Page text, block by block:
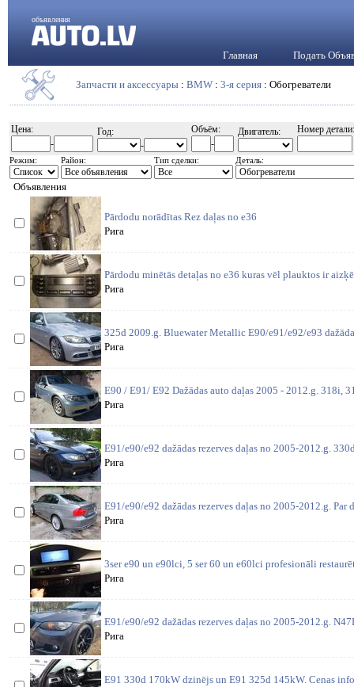
объявления
Главная Подать
Запчасти и аксессуары : BMW : 3-я серия : Обогреватели
Цена:
-
Год:
-
Объём:
-
Двигатель: Номер детали:
Режим: Район: Тип сделки: Деталь:
Объявления
Pārdodu norādītas Rez daļas no e36
Рига
Pārdodu minētās detaļas no e36 kuras vēl plauktos ir
Рига
325d 2009.g. Bluewater Metallic E90/e91/e92/e93
Рига
E90 / E91/ E92 Dažādas auto daļas 2005 - 2012.g. 318i,
Рига
E91/e90/e92 dažādas rezerves daļas no 2005-2012.g.
Рига
E91/e90/e92 dažādas rezerves daļas no 2005-2012.g. Par
Рига
3ser e90 un e90lci, 5 ser 60 un e60lci profesionāli
Рига
E91/e90/e92 dažādas rezerves daļas no 2005-2012.g.
Рига
E91 330d 170kW dzinējs un E91 325d 145kW. Cenas